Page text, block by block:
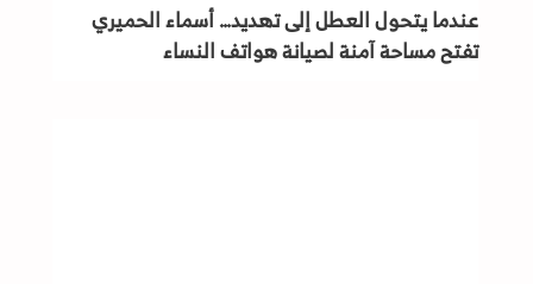
عندما يتحول العطل إلى تهديد… أسماء الحميري
تفتح مساحة آمنة لصيانة هواتف النساء